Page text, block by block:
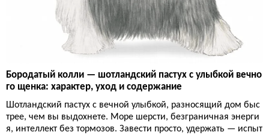
Бородатый колли — шотландский пастух с улыбкой вечно
го щенка: характер, уход и содержание
Шотландский пастух с вечной улыбкой, разносящий дом быс
трее, чем вы выдохнете. Море шерсти, безграничная энерги
я, интеллект без тормозов. Завести просто, удержать — испыт